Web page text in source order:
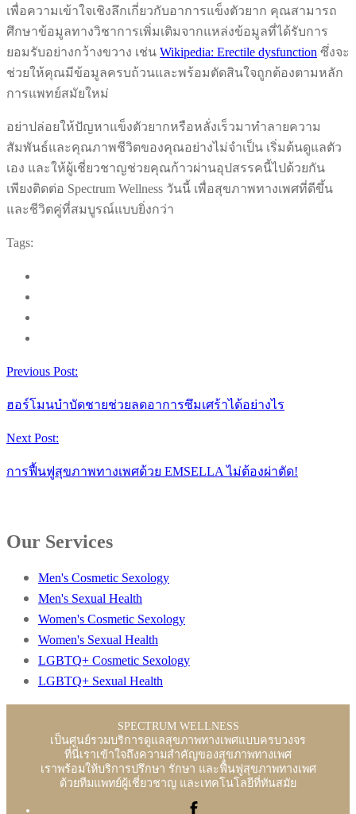
เพื่อความเข้าใจเชิงลึกเกี่ยวกับอาการแข็งตัวยาก คุณสามารถ
ศึกษาข้อมูลทางวิชาการเพิ่มเติมจากแหล่งข้อมูลที่ได้รับการ
ยอมรับอย่างกว้างขวาง เช่น Wikipedia: Erectile dysfunction ซึ่งจะ
ช่วยให้คุณมีข้อมูลครบถ้วนและพร้อมตัดสินใจถูกต้องตามหลัก
การแพทย์สมัยใหม่
อย่าปล่อยให้ปัญหาแข็งตัวยากหรือหลั่งเร็วมาทำลายความ
สัมพันธ์และคุณภาพชีวิตของคุณอย่างไม่จำเป็น เริ่มต้นดูแลตัว
เอง และให้ผู้เชี่ยวชาญช่วยคุณก้าวผ่านอุปสรรคนี้ไปด้วยกัน
เพียงติดต่อ Spectrum Wellness วันนี้ เพื่อสุขภาพทางเพศที่ดีขึ้น
และชีวิตคู่ที่สมบูรณ์แบบยิ่งกว่า
Tags:
Previous Post:
ฮอร์โมนบำบัดชายช่วยลดอาการซึมเศร้าได้อย่างไร
Next Post:
การฟื้นฟูสุขภาพทางเพศด้วย EMSELLA ไม่ต้องผ่าตัด!
Our Services
Men's Cosmetic Sexology
Men's Sexual Health
Women's Cosmetic Sexology
Women's Sexual Health
LGBTQ+ Cosmetic Sexology
LGBTQ+ Sexual Health
SPECTRUM WELLNESS
เป็นศูนย์รวมบริการดูแลสุขภาพทางเพศแบบครบวงจร
ที่นี่เราเข้าใจถึงความสำคัญของสุขภาพทางเพศ
เราพร้อมให้บริการปรึกษา รักษา และฟื้นฟูสุขภาพทางเพศ
ด้วยทีมแพทย์ผู้เชี่ยวชาญ และเทคโนโลยีที่ทันสมัย